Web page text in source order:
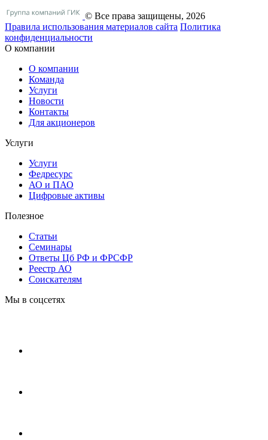
© Все права защищены, 2026
Правила использования материалов сайта Политика
конфиденциальности
О компании
О компании
Команда
Услуги
Новости
Контакты
Для акционеров
Услуги
Услуги
Федресурс
АО и ПАО
Цифровые активы
Полезное
Статьи
Cеминары
Ответы Цб РФ и ФРСФР
Реестр АО
Соискателям
Мы в соцсетях